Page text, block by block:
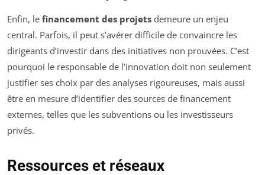
Enfin, le financement des projets demeure un enjeu
central. Parfois, il peut s’avérer difficile de convaincre les
dirigeants d’investir dans des initiatives non prouvées. C’est
pourquoi le responsable de l’innovation doit non seulement
justifier ses choix par des analyses rigoureuses, mais aussi
être en mesure d’identifier des sources de financement
externes, telles que les subventions ou les investisseurs
privés.
Ressources et réseaux